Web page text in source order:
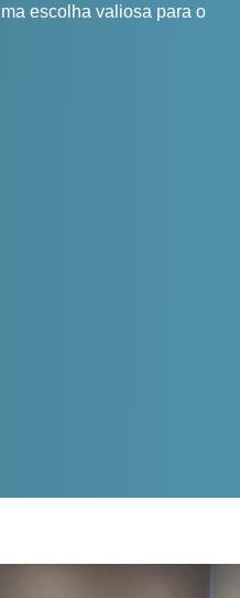
escolha valiosa para o